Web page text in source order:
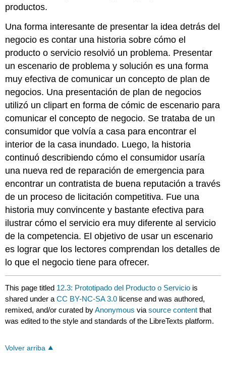
productos.
Una forma interesante de presentar la idea detrás del
negocio es contar una historia sobre cómo el
producto o servicio resolvió un problema. Presentar
un escenario de problema y solución es una forma
muy efectiva de comunicar un concepto de plan de
negocios. Una presentación de plan de negocios
utilizó un clipart en forma de cómic de escenario para
comunicar el concepto de negocio. Se trataba de un
consumidor que volvía a casa para encontrar el
interior de la casa inundado. Luego, la historia
continuó describiendo cómo el consumidor usaría
una nueva red de reparación de emergencia para
encontrar un contratista de buena reputación a través
de un proceso de licitación competitiva. Fue una
historia muy convincente y bastante efectiva para
ilustrar cómo el servicio era muy diferente al servicio
de la competencia. El objetivo de usar un escenario
es lograr que los lectores comprendan los detalles de
lo que el negocio tiene para ofrecer.
This page titled 12.3: Prototipado del Producto o Servicio is
shared under aCC BY-NC-SA 3.0 license and was authored,
remixed, and/or curated byAnonymous viasource content that
was edited to the style and standards of the LibreTexts platform.
Volver arriba